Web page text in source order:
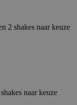
2 shakes naar keuze
naar keuze